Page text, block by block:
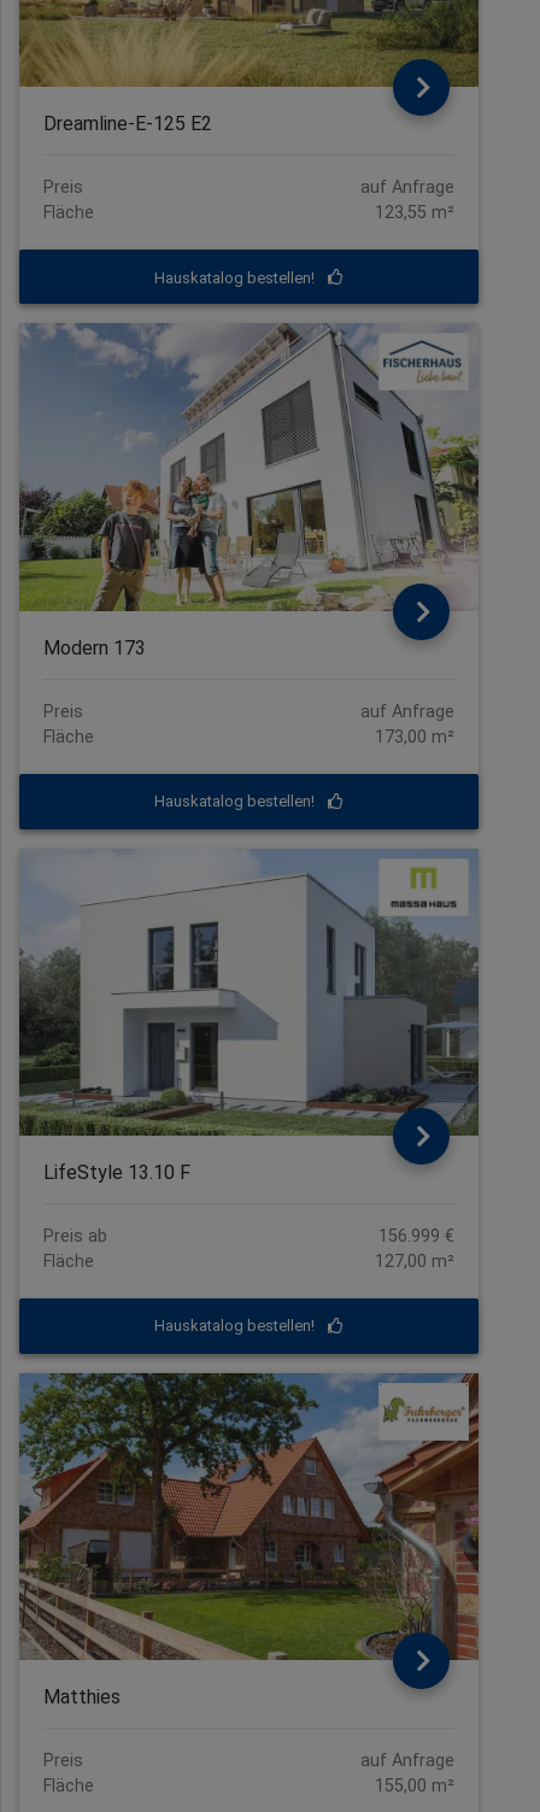
Dreamline-E-125 E2
Preis
auf Anfrage
Fläche
123,55 m²
Hauskatalog bestellen!
Modern 173
Preis
auf Anfrage
Fläche
173,00 m²
Hauskatalog bestellen!
LifeStyle 13.10 F
Preis ab
156.999 €
Fläche
127,00 m²
Hauskatalog bestellen!
Matthies
Preis
auf Anfrage
Fläche
155,00 m²